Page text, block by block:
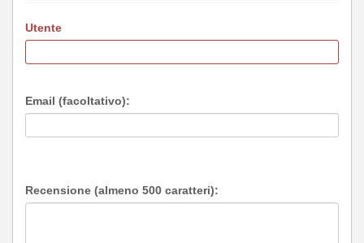
Utente
Email (facoltativo):
Recensione (almeno 500 caratteri):